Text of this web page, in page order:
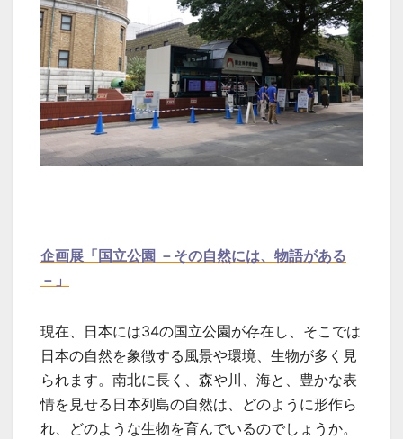
企画展「国立公園 －その自然には、物語がある
－」
現在、日本には34の国立公園が存在し、そこでは
日本の自然を象徴する風景や環境、生物が多く見
られます。南北に長く、森や川、海と、豊かな表
情を見せる日本列島の自然は、どのように形作ら
れ、どのような生物を育んでいるのでしょうか。